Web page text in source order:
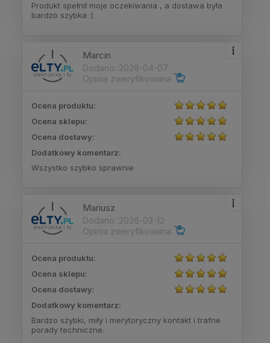
Produkt spełnił moje oczekiwania , a dostawa była
bardzo szybka :)
Marcin
Dodano: 2026-04-07
Opinia zweryfikowana
Ocena produktu:
Ocena sklepu:
Ocena dostawy:
Dodatkowy komentarz:
Wszystko szybko sprawnie
Mariusz
Dodano: 2026-03-12
Opinia zweryfikowana
Ocena produktu:
Ocena sklepu:
Ocena dostawy:
Dodatkowy komentarz:
Bardzo szybki, miły i merytoryczny kontakt i trafne
porady techniczne.